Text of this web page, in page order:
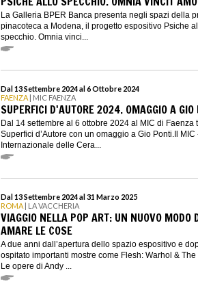
La Galleria BPER Banca presenta negli spazi della
pinacoteca a Modena, il progetto espositivo Psiche
specchio. Omnia vinci...
Dal 13 Settembre 2024 al 6 Ottobre 2024
FAENZA | MIC FAENZA
SUPERFICI D'AUTORE 2024. OMAGGIO A GIO
Dal 14 settembre al 6 ottobre 2024 al MIC di Faenza
Superfici d’Autore con un omaggio a Gio Ponti.Il MIC
Internazionale delle Cera...
Dal 13 Settembre 2024 al 31 Marzo 2025
ROMA | LA VACCHERIA
VIAGGIO NELLA POP ART: UN NUOVO MODO
AMARE LE COSE
A due anni dall’apertura dello spazio espositivo e
ospitato importanti mostre come Flesh: Warhol & The
Le opere di Andy ...